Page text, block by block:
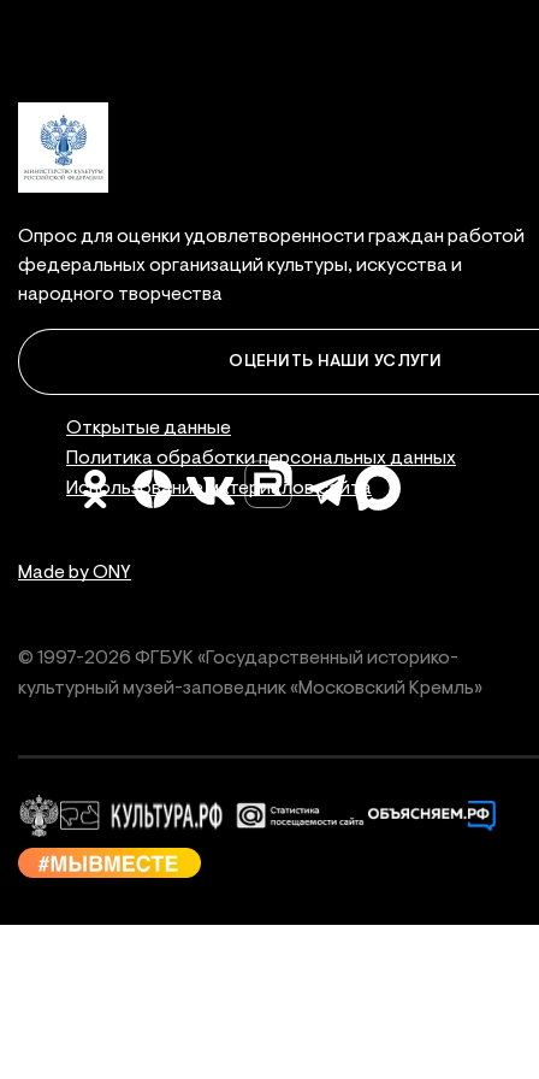
Опрос для оценки удовлетворенности граждан работой
федеральных организаций культуры, искусства и
народного творчества
ОЦЕНИТЬ НАШИ УСЛУГИ
Made by ONY
© 1997-2026 ФГБУК «Государственный историко-
культурный музей-заповедник «Московский Кремль»
Правовая
Открытые данные
Политика обработки персональных данных
Использование материалов сайта